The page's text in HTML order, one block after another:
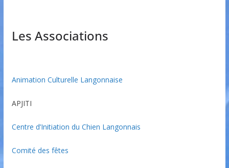
Les Associations
Animation Culturelle Langonnaise
APJITI
Centre d’Initiation du Chien Langonnais
Comité des fêtes